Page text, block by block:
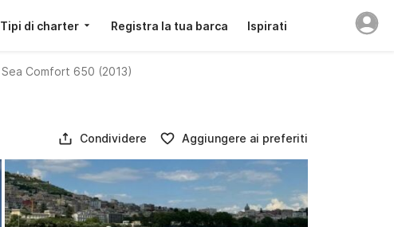
Tipi di charter Registra la tua barca Ispirati
Comfort 650 (2013)
Condividere Aggiungere ai preferiti